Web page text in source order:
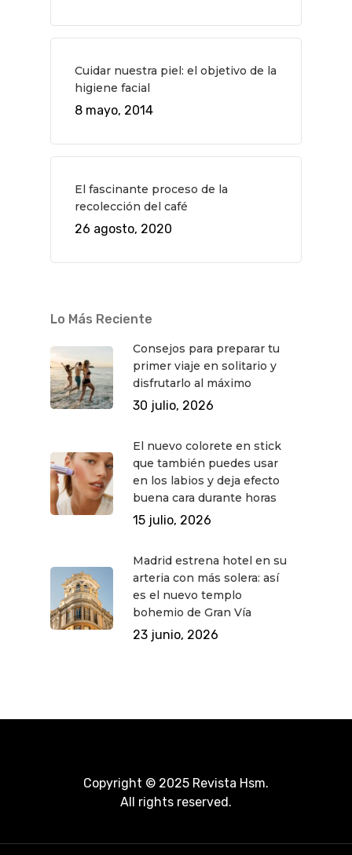
Cuidar nuestra piel: el objetivo de la
higiene facial
8 mayo, 2014
El fascinante proceso de la
recolección del café
26 agosto, 2020
Lo Más Reciente
Consejos para preparar tu
primer viaje en solitario y
disfrutarlo al máximo
30 julio, 2026
El nuevo colorete en stick
que también puedes usar
en los labios y deja efecto
buena cara durante horas
15 julio, 2026
Madrid estrena hotel en su
arteria con más solera: así
es el nuevo templo
bohemio de Gran Vía
23 junio, 2026
Copyright © 2025 Revista Hsm.
All rights reserved.